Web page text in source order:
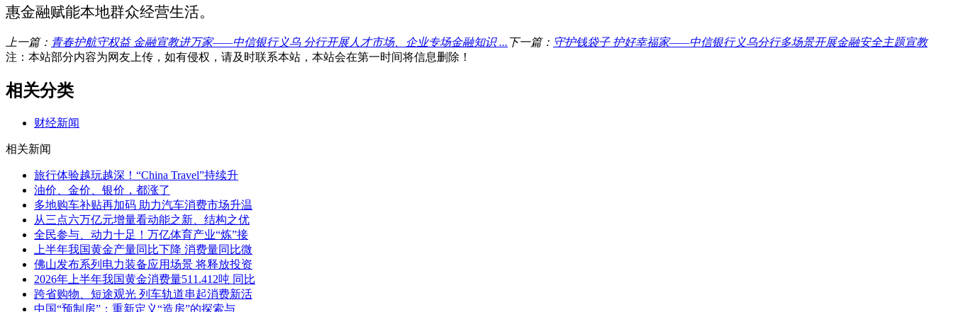
惠金融赋能本地群众经营生活。
上一篇： 青春护航守权益 金融宣教进万家——中信银行义乌 分行开展人才市场、企业专场金融知识 ... 下一篇： 守护钱袋子 护好幸福家——中信银行义乌分行多场景开展金融安全主题宣教
注：本站部分内容为网友上传，如有侵权，请及时联系本站，本站会在第一时间将信息删除！
相关分类
财经新闻
相关新闻
旅行体验越玩越深！“China Travel”持续升
油价、金价、银价，都涨了
多地购车补贴再加码 助力汽车消费市场升温
从三点六万亿元增量看动能之新、结构之优
全民参与、动力十足！万亿体育产业“炼”接
上半年我国黄金产量同比下降 消费量同比微
佛山发布系列电力装备应用场景 将释放投资
2026年上半年我国黄金消费量511.412吨 同比
跨省购物、短途观光 列车轨道串起消费新活
中国“预制房”：重新定义“造房”的探索与